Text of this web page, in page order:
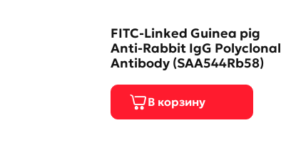
FITC-Linked Guinea pig
Anti-Rabbit IgG Polyclonal
Antibody (SAA544Rb58)